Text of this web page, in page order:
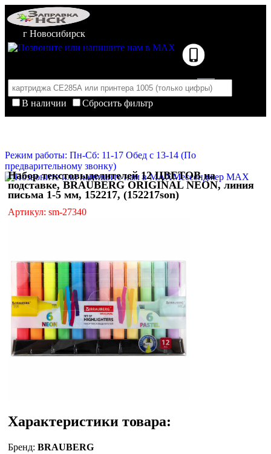
г Новосибирск
В наличии
Сбросить фильтр
Корзина пуста
Режим работы: Пн-Сб: 11-17 Обед с 13-14 (По
предварительному звонку)
Мессенджер MAX
Набор текстовыделителей 12 ЦВЕТОВ на
подставке, BRAUBERG ORIGINAL NEON, линия
письма 1-5 мм, 152217, (152217son)
Артикул: sm-27340
Характеристики товара:
Бренд: BRAUBERG